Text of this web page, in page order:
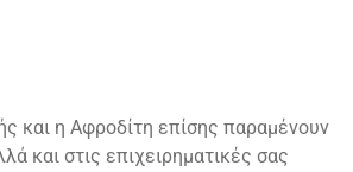
και η Αφροδίτη επίσης παραμένουν
και στις επιχειρηματικές σας